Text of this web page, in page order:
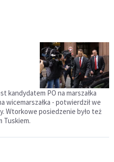
kandydatem PO na marszałka
wicemarszałka - potwierdził we
Wtorkowe posiedzenie było też
Tuskiem.